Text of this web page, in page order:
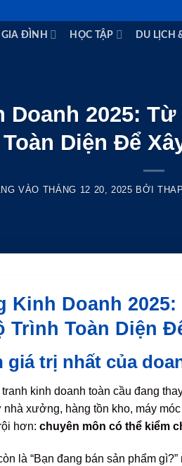
GIA ĐÌNH HỌC TẬP DU LỊCH
2025:
Diện Để
VÀO THÁNG 12 20, 2025 BỞI
Kinh Doanh
Trình Toàn Diện
giá trị nhất của
kinh doanh toàn cầu đang
xưởng, hàng tồn kho, máy
hơn: chuyên môn có thể kiểm
là “Bạn đang bán sản phẩm